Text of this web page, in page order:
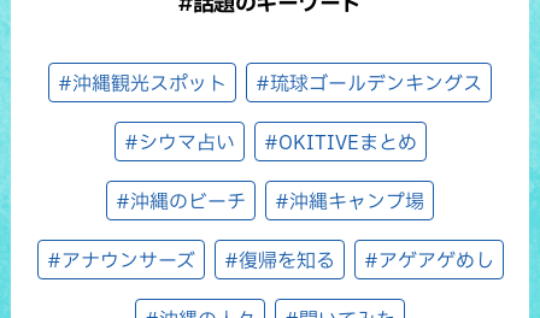
#沖縄観光スポット #琉球ゴールデンキングス
#シウマ占い #OKITIVEまとめ
#沖縄のビーチ #沖縄キャンプ場
#アナウンサーズ #復帰を知る #アゲアゲめし